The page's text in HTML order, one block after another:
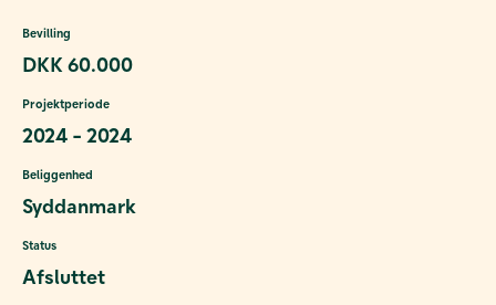
Bevilling
DKK 60.000
Projektperiode
2024 - 2024
Beliggenhed
Syddanmark
Status
Afsluttet